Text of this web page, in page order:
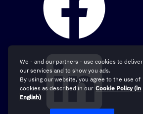
We - and our partners - use cookies to deliver
our services and to show you ads.
By using our website, you agree to the use of
cookies as described in our Cookie Policy (in
English)